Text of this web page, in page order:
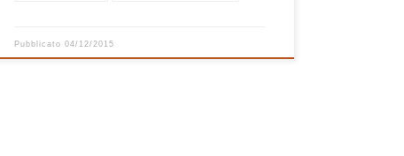
Pubblicato04/12/2015